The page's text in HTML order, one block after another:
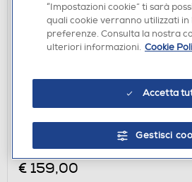
HOOVER - Aspirapolvere a
HF1M10HX 011-Magenta, Nero
€ 159,00
“Impostazioni cookie” ti sarà
quali cookie verranno utilizzati in
preferenze. Consulta la nostra
ulteriori informazioni. Cookie
Accetta
Gestisci